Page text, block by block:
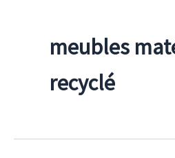
meubles
recyclé